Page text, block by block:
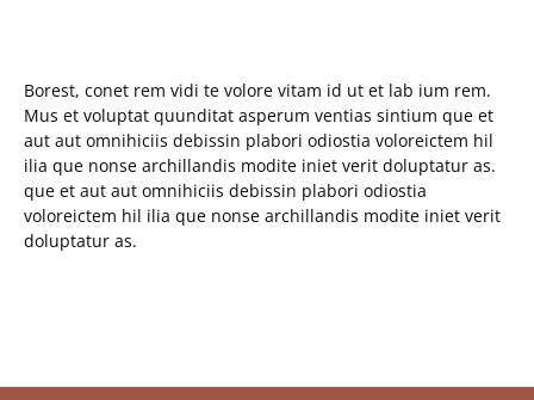
Borest, conet rem vidi te volore vitam id ut et lab ium rem.
Mus et voluptat quunditat asperum ventias sintium que et
aut aut omnihiciis debissin plabori odiostia voloreictem hil
ilia que nonse archillandis modite iniet verit doluptatur as.
que et aut aut omnihiciis debissin plabori odiostia
voloreictem hil ilia que nonse archillandis modite iniet verit
doluptatur as.